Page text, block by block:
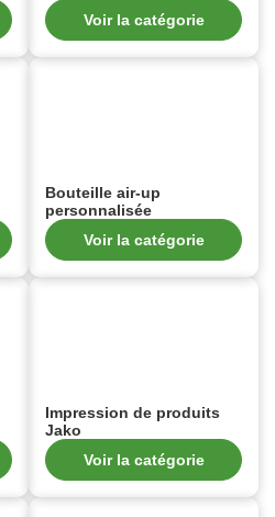
Voir la catégorie
Bouteille air-up
personnalisée
Voir la catégorie
Impression de produits
Jako
Voir la catégorie